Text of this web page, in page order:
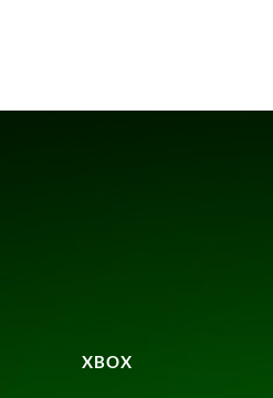
XBOX